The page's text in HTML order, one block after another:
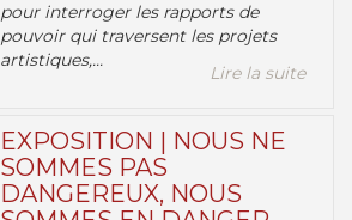
pour interroger les rapports de
pouvoir qui traversent les projets
artistiques,...
Lire la suite
EXPOSITION | NOUS NE
SOMMES PAS
DANGEREUX, NOUS